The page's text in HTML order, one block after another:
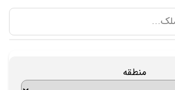
منطقه